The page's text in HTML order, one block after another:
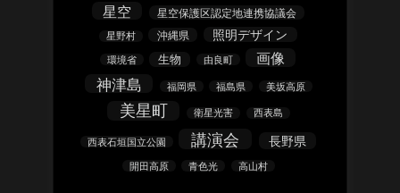
星空 星空保護区認定地連携協議会
星野村 沖縄県 照明デザイン
環境省 生物 由良町 画像
神津島 福岡県 福島県 美坂高原
美星町 衛星光害 西表島
西表石垣国立公園 講演会 長野県
開田高原 青色光 高山村